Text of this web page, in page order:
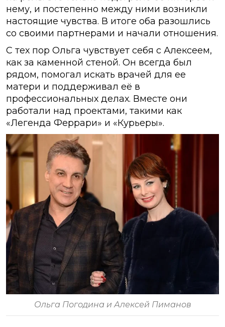
нему, и постепенно между ними возникли
настоящие чувства. В итоге оба разошлись
со своими партнерами и начали отношения.
С тех пор Ольга чувствует себя с Алексеем,
как за каменной стеной. Он всегда был
рядом, помогал искать врачей для ее
матери и поддерживал её в
профессиональных делах. Вместе они
работали над проектами, такими как
«Легенда Феррари» и «Курьеры».
Ольга Погодина и Алексей Пиманов